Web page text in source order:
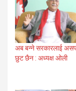
अब बन्ने सरकारलाई
छुट छैन : अध्यक्ष ओली